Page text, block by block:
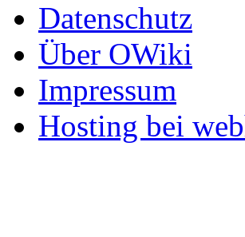
Datenschutz
Über OWiki
Impressum
Hosting bei